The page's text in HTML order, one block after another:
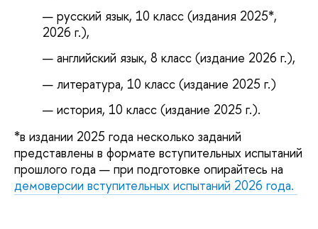
русский язык, 10 класс (издания 2025*,
2026 г.),
английский язык, 8 класс (издание 2026 г.),
литература, 10 класс (издание 2025 г.)
история, 10 класс (издание 2025 г.).
*в издании 2025 года несколько заданий
представлены в формате вступительных испытаний
прошлого года — при подготовке опирайтесь на
демоверсии вступительных испытаний 2026 года.